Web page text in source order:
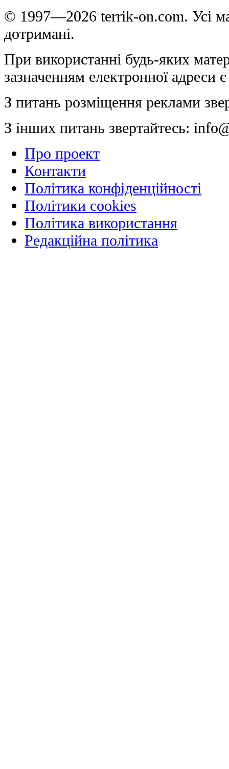
© 1997—2026 terrik-on.com. Усі
дотримані.
При використанні будь-яких
зазначенням електронної адреси
З питань розміщення реклами
З інших питань звертайтесь:
Про проект
Контакти
Політика конфіденційності
Політики cookies
Політика використання
Редакційна політика